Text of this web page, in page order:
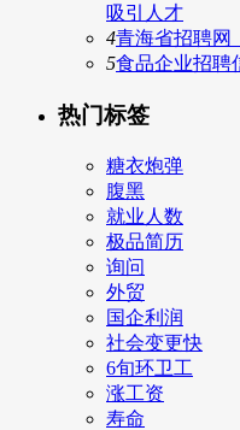
吸引人才
4青海省招聘网
5食品企业招聘
热门标签
糖衣炮弹
腹黑
就业人数
极品简历
询问
外贸
国企利润
社会变更快
6旬环卫工
涨工资
寿命